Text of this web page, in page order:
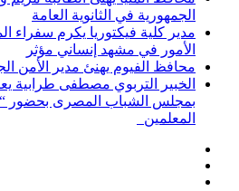
الجمهورية في الثانوية العامة
مدير كلية فيكتوريا يكرم سفراء
الأمور في مشهد إنساني مؤثر
محافظ الفيوم يهنئ مدير الأمن
الخبير التربوي مصطفى
بمجلس الشباب المصرى بحضور
المعلمين